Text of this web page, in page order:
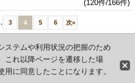
(120件/166件)
3 4 5 6 次»
ショッピングカート
法表示 | ご利用案内
PCサイト
ステムや利用状況の把握のため
これ以降ページを遷移した場
用に同意したことになります。